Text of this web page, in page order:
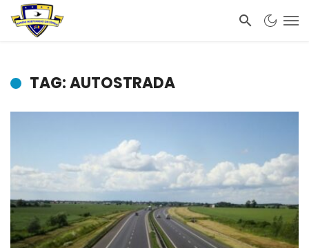
TAG: AUTOSTRADA